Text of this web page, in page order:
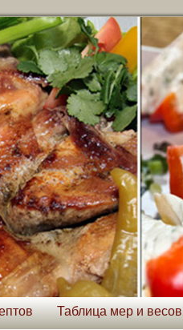
Таблица мер и весов